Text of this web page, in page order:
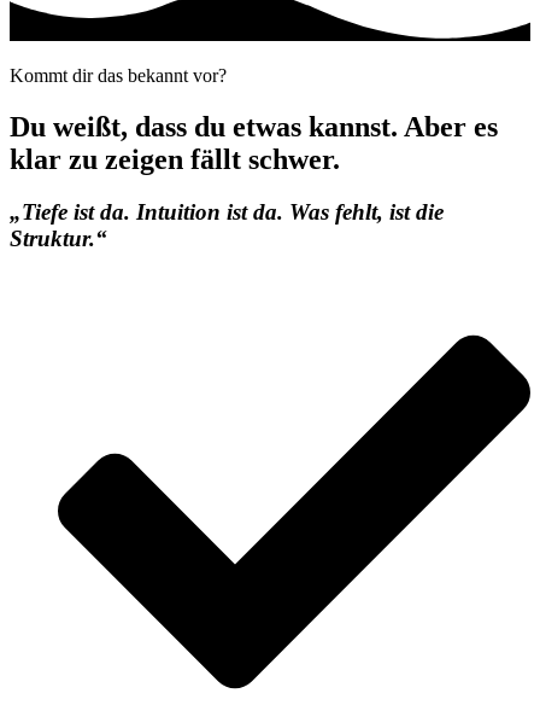
Kommt dir das bekannt vor?
Du weißt, dass du etwas kannst. Aber es
klar zu zeigen fällt schwer.
„Tiefe ist da. Intuition ist da. Was fehlt, ist die
Struktur.“